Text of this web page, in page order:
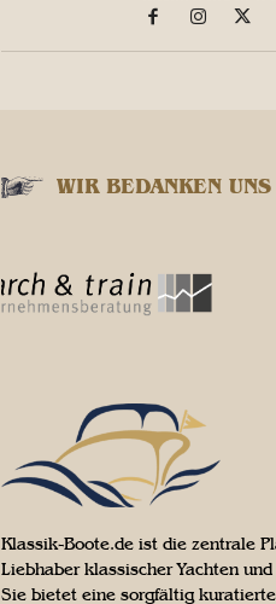
WIR BEDANKEN
Klassik-Boote.de ist die zentrale
Liebhaber klassischer Yachten
Sie bietet eine sorgfältig